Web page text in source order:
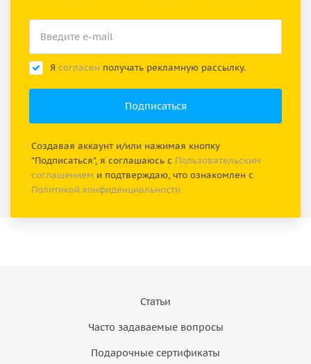
Я согласен получать рекламную рассылку.
Создавая аккаунт и/или нажимая кнопку
"Подписаться", я соглашаюсь с Пользовательским
соглашением и подтверждаю, что ознакомлен с
Политикой конфиденциальности
Статьи
Часто задаваемые вопросы
Подарочные сертификаты